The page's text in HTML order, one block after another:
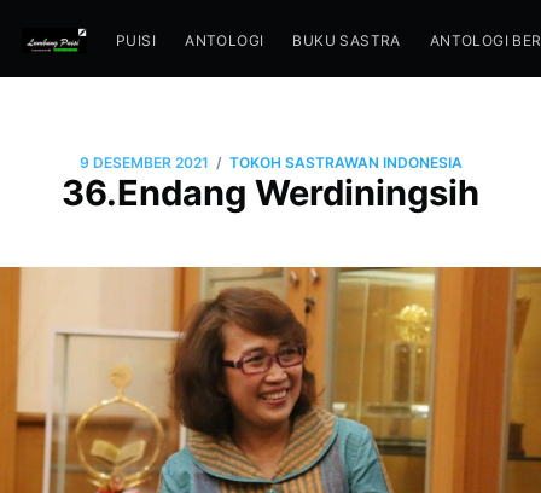
PUISI ANTOLOGI BUKU SASTRA ANTOLOGI
9 DESEMBER 2021 / TOKOH SASTRAWAN INDONESIA
36.Endang Werdiningsih